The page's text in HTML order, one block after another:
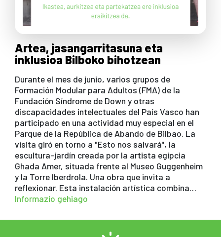
Artea, jasangarritasuna eta
inklusioa Bilboko bihotzean
Durante el mes de junio, varios grupos de
Formación Modular para Adultos (FMA) de la
Fundación Síndrome de Down y otras
discapacidades intelectuales del País Vasco han
participado en una actividad muy especial en el
Parque de la República de Abando de Bilbao. La
visita giró en torno a "Esto nos salvará", la
escultura-jardín creada por la artista egipcia
Ghada Amer, situada frente al Museo Guggenheim
y la Torre Iberdrola. Una obra que invita a
reflexionar. Esta instalación artística combina…
Informazio gehiago